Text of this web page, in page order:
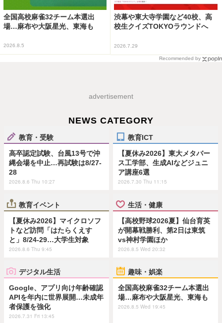
全国高校麻雀32チーム本選出
場…麻布や大阪星光、東海も
2026.8.5
渋幕や東大寺学園など40校、高
校生クイズTOKYOラウンドへ
2026.7.29
Recommended by
advertisement
NEWS CATEGORY
教育・受験
高卒認定試験、台風13号で沖
縄会場を中止…再試験は8/27-
28
2026.8.6 Thu 10:27
教育ICT
【夏休み2026】東大メタバー
ス工学部、生成AIなどジュニ
ア講座6選
2026.7.30 Thu 11:15
教育イベント
【夏休み2026】マイクロソフ
トなど訪問「はたらくえす
と」8/24-29…大学生対象
2026.8.6 Thu 9:45
生活・健康
【高校野球2026夏】仙台育英
が開幕戦勝利、第2日は東筑
vs神村学園ほか
2026.8.5 Wed 20:32
デジタル生活
Google、アプリ向け年齢確認
APIを年内に世界展開…未成年
者保護を強化
2026.7.31 Fri 13:45
趣味・娯楽
全国高校麻雀32チーム本選出
場…麻布や大阪星光、東海も
2026.8.5 Wed 19:45